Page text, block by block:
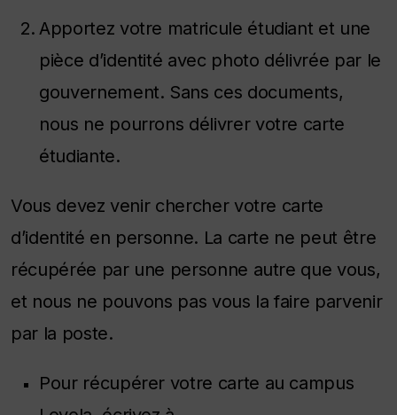
Apportez votre matricule étudiant et une
pièce d’identité avec photo délivrée par le
gouvernement. Sans ces documents,
nous ne pourrons délivrer votre carte
étudiante.
Vous devez venir chercher votre carte
d’identité en personne. La carte ne peut être
récupérée par une personne autre que vous,
et nous ne pouvons pas vous la faire parvenir
par la poste.
Pour récupérer votre carte au campus